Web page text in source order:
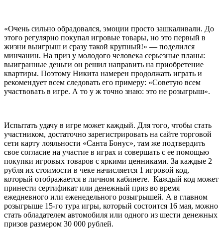
«Очень сильно обрадовался, эмоции просто зашкаливали. До
этого регулярно покупал игровые товары, но это первый в
жизни выигрыш и сразу такой крупный!» — поделился
минчанин. На приз у молодого человека серьезные планы:
выигранные деньги он решил направить на приобретение
квартиры. Поэтому Никита намерен продолжать играть и
рекомендует всем следовать его примеру: «Советую всем
участвовать в игре. А то у ж точно знаю: это не розыгрыш».
Испытать удачу в игре может каждый. Для того, чтобы стать
участником, достаточно зарегистрировать на сайте торговой
сети карту лояльности «Санта Бонус», там же подтвердить
свое согласие на участие в играх и совершать с ее помощью
покупки игровых товаров с яркими ценниками. За каждые 2
рубля их стоимости в чеке начисляется 1 игровой код,
который отображается в личном кабинете. Каждый код может
принести сертификат или денежный приз во время
ежедневного или еженедельного розыгрышей. А в главном
розыгрыше 15-го тура игры, который состоится 16 мая, можно
стать обладателем автомобиля или одного из шести денежных
призов размером 30 000 рублей.